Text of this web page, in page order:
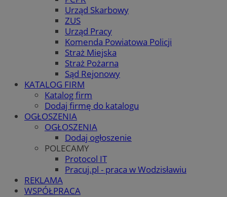
Urząd Skarbowy
ZUS
Urząd Pracy
Komenda Powiatowa Policji
Straż Miejska
Straż Pożarna
Sąd Rejonowy
KATALOG FIRM
Katalog firm
Dodaj firmę do katalogu
OGŁOSZENIA
OGŁOSZENIA
Dodaj ogłoszenie
POLECAMY
Protocol IT
Pracuj.pl - praca w Wodzisławiu
REKLAMA
WSPÓŁPRACA